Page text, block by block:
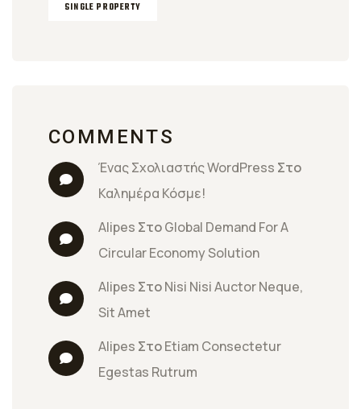
SINGLE PROPERTY
COMMENTS
Ένας Σχολιαστής WordPress
Καλημέρα Κόσμε!
Alipes Στο Global Demand For A
Circular Economy Solution
Alipes Στο Nisi Nisi Auctor Neque,
Sit Amet
Alipes Στο Etiam Consectetur
Egestas Rutrum